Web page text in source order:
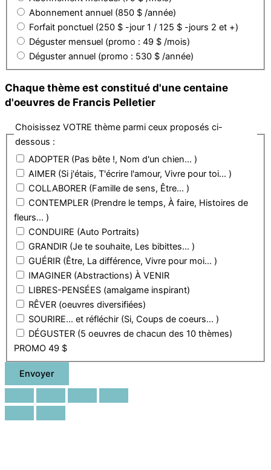
Abonnement annuel (850 $ /année)
Forfait ponctuel (250 $ -jour 1 / 125 $ -jours 2 et +)
Déguster mensuel (promo : 49 $ /mois)
Déguster annuel (promo : 530 $ /année)
Chaque thème est constitué d'une centaine
d'oeuvres de Francis Pelletier
Choisissez VOTRE thème parmi ceux proposés ci-
dessous :
ADOPTER (Pas bête !, Nom d'un chien... )
AIMER (Si j'étais, T'écrire l'amour, Vivre pour toi... )
COLLABORER (Famille de sens, Être... )
CONTEMPLER (Prendre le temps, À faire, Histoires de
fleurs... )
CONDUIRE (Auto Portraits)
GRANDIR (Je te souhaite, Les bibittes... )
GUÉRIR (Être, La différence, Vivre pour moi... )
IMAGINER (Abstractions) À VENIR
LIBRES-PENSÉES (amalgame inspirant)
RÊVER (oeuvres diversifiées)
SOURIRE... et réfléchir (Si, Coups de coeurs... )
DÉGUSTER (5 oeuvres de chacun des 10 thèmes)
PROMO 49 $
Envoyer